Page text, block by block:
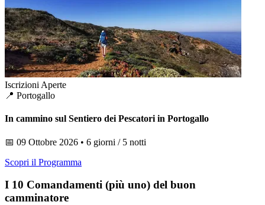
Iscrizioni Aperte
📍 Portogallo
In cammino sul Sentiero dei Pescatori in Portogallo
📅 09 Ottobre 2026 • 6 giorni / 5 notti
Scopri il Programma
I 10 Comandamenti (più uno) del buon
camminatore